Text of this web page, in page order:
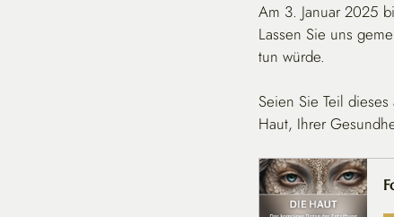
Am 3. Januar 2025
Lassen Sie uns
tun würde.
Seien Sie Teil
Haut, Ihrer